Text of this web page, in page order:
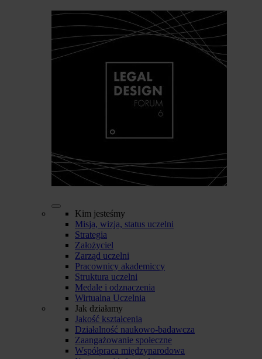
Kim jesteśmy
Misja, wizja, status uczelni
Strategia
Założyciel
Zarząd uczelni
Pracownicy akademiccy
Struktura uczelni
Medale i odznaczenia
Wirtualna Uczelnia
Jak działamy
Jakość kształcenia
Działalność naukowo-badawcza
Zaangażowanie społeczne
Współpraca międzynarodowa